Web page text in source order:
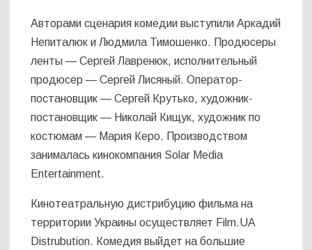
Авторами сценария комедии выступили Аркадий
Непиталюк и Людмила Тимошенко. Продюсеры
ленты — Сергей Лавренюк, исполнительный
продюсер — Сергей Лисяный. Оператор-
постановщик — Сергей Крутько, художник-
постановщик — Николай Кищук, художник по
костюмам — Мария Керо. Производством
занималась кинокомпания Solar Media
Entertainment.
Кинотеатральную дистрибуцию фильма на
территории Украины осуществляет Film.UA
Distrubution. Комедия выйдет на большие